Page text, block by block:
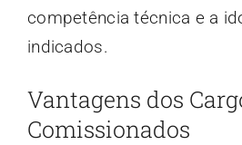
competência técnica e a
indicados.
Vantagens dos
Comissionados